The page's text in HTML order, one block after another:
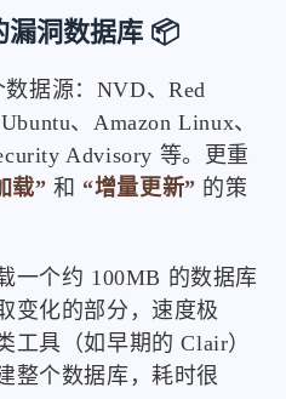
漏洞数据库 📦
据源：NVD、Red
、Amazon Linux、
Advisory 等。更重
载” 和 “增量更新” 的策
一个约 100MB 的数据库
变化的部分，速度极
工具（如早期的 Clair）
整个数据库，耗时很